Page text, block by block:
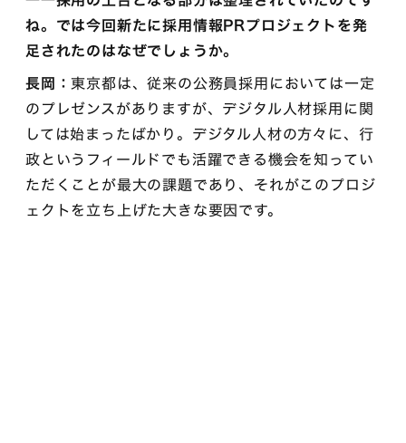
ね。では今回新たに採用情報PRプロジェクトを発
足されたのはなぜでしょうか。
長岡：東京都は、従来の公務員採用においては一定
のプレゼンスがありますが、デジタル人材採用に関
しては始まったばかり。デジタル人材の方々に、行
政というフィールドでも活躍できる機会を知ってい
ただくことが最大の課題であり、それがこのプロジ
ェクトを立ち上げた大きな要因です。